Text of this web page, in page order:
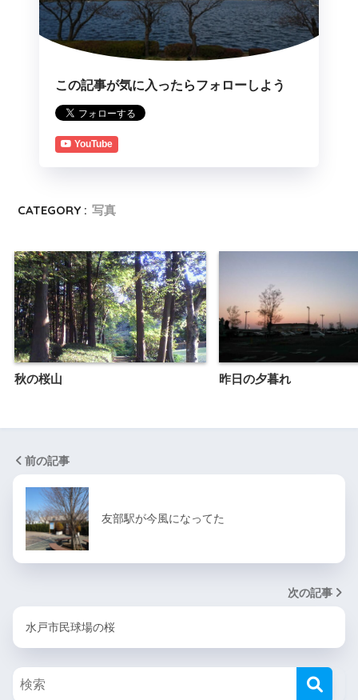
この記事が気に入ったらフォローしよう
YouTube
CATEGORY : 写真
秋の桜山 昨日の夕暮れ
前の記事
友部駅が今風になってた
次の記事
水戸市民球場の桜